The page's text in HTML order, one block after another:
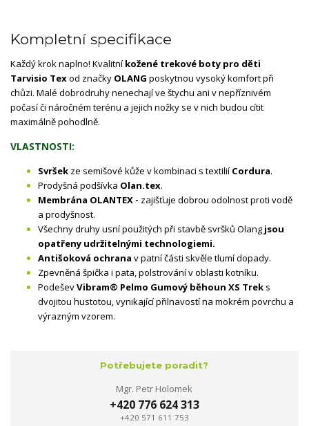
Kompletní specifikace
Každý krok naplno! Kvalitní kožené trekové boty pro děti
Tarvisio Texod značky OLANG poskytnou vysoký komfort při
chůzi. Malé dobrodruhy nenechají ve štychu ani v nepříznivém
počasí či náročném terénu a jejich nožky se v nich budou cítit
maximálně pohodlně.
VLASTNOSTI:
Svršek ze semišové kůže v kombinaci s textilií Cordura.
Prodyšná podšívka Olan.tex.
Membrána OLANTEX - zajišťuje dobrou odolnost proti vodě
a prodyšnost.
Všechny druhy usní použitých při stavbě svršků Olang jsou
opatřeny udržitelnými technologiemi.
Antišoková ochrana v patní části skvěle tlumí dopady.
Zpevněná špička i pata, polstrování v oblasti kotníku.
PodeševVibram® Pelmo Gumový běhoun XS Trek s
dvojitou hustotou, vynikající přilnavostí na mokrém povrchu a
výrazným vzorem.
Potřebujete poradit?
Mgr. Petr Holomek
+420 776 624 313
+420 571 611 753